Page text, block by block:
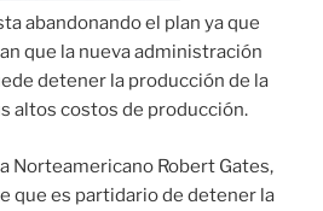
abandonando el plan ya que
que la nueva administración
detener la producción de la
altos costos de producción.
Norteamericano Robert Gates,
que es partidario de detener la